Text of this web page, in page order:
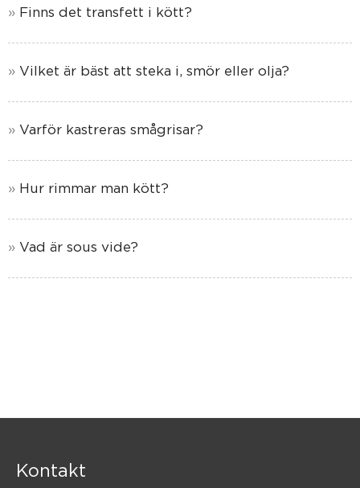
Finns det transfett i kött?
Vilket är bäst att steka i, smör eller olja?
Varför kastreras smågrisar?
Hur rimmar man kött?
Vad är sous vide?
Kontakt